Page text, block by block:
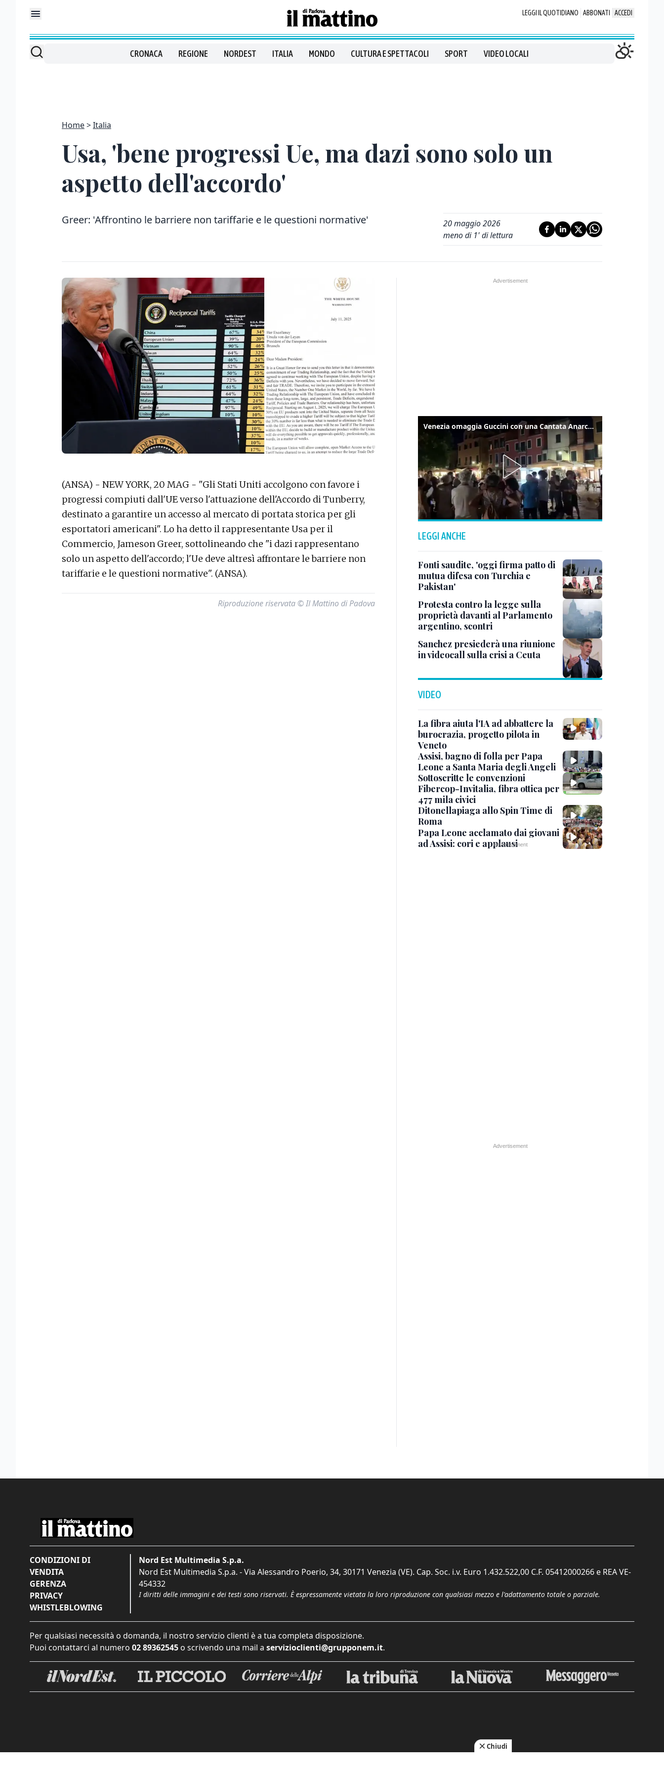
LEGGI IL QUOTIDIANO ABBONATI ACCEDI
CRONACA REGIONE NORDEST ITALIA MONDO CULTURA E SPETTACOLI SPORT VIDEO LOCALI
Home Italia
Usa, 'bene progressi Ue, ma dazi sono solo un
aspetto dell'accordo'
Greer: 'Affrontino le barriere non tariffarie e le questioni normative'
20 maggio 2026
meno di 1' di lettura
(ANSA) - NEW YORK, 20 MAG - "Gli Stati Uniti accolgono con favore i
progressi compiuti dall'UE verso l'attuazione dell'Accordo di Tunberry,
destinato a garantire un accesso al mercato di portata storica per gli
esportatori americani". Lo ha detto il rappresentante Usa per il
Commercio, Jameson Greer, sottolineando che "i dazi rappresentano
solo un aspetto dell'accordo; l'Ue deve altresì affrontare le barriere non
tariffarie e le questioni normative". (ANSA).
Riproduzione riservata © Il Mattino di Padova
Venezia omaggia Guccini con una Cantata Anarchica in campo Santa Margherita
LEGGI ANCHE
Fonti saudite, 'oggi firma patto di
mutua difesa con Turchia e
Pakistan'
Protesta contro la legge sulla
proprietà davanti al Parlamento
argentino, scontri
Sanchez presiederà una riunione
in videocall sulla crisi a Ceuta
VIDEO
La fibra aiuta l'IA ad abbattere la
burocrazia, progetto pilota in
Veneto
Assisi, bagno di folla per Papa
Leone a Santa Maria degli Angeli
Sottoscritte le convenzioni
Fibercop-Invitalia, fibra ottica per
477 mila civici
Ditonellapiaga allo Spin Time di
Roma
Papa Leone acclamato dai giovani
ad Assisi: cori e applausi
CONDIZIONI DI
VENDITA
GERENZA
PRIVACY
WHISTLEBLOWING
Nord Est Multimedia S.p.a.
Nord Est Multimedia S.p.a. - Via Alessandro Poerio, 34, 30171 Venezia (VE). Cap. Soc. i.v. Euro 1.432.522,00 C.F. 05412000266 e REA VE-
454332
I diritti delle immagini e dei testi sono riservati. È espressamente vietata la loro riproduzione con qualsiasi mezzo e l'adattamento totale o parziale.
Per qualsiasi necessità o domanda, il nostro servizio clienti è a tua completa disposizione.
Puoi contattarci al numero 02 89362545 o scrivendo una mail a servizioclienti@grupponem.it.
Chiudi